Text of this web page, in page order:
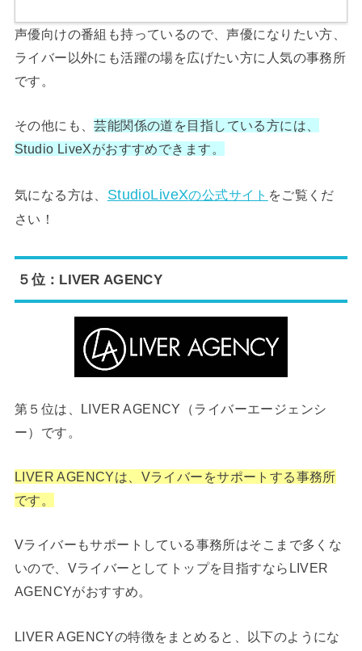
声優向けの番組も持っているので、声優になりたい方、
ライバー以外にも活躍の場を広げたい方に人気の事務所
です。
その他にも、芸能関係の道を目指している方には、
Studio LiveXがおすすめできます。
気になる方は、 StudioLiveXの公式サイト をご覧くだ
さい！
５位：LIVER AGENCY
第５位は、LIVER AGENCY（ライバーエージェンシ
ー）です。
LIVER AGENCYは、Vライバーをサポートする事務所
です。
Vライバーもサポートしている事務所はそこまで多くな
いので、Vライバーとしてトップを目指すならLIVER
AGENCYがおすすめ。
LIVER AGENCYの特徴をまとめると、以下のようにな